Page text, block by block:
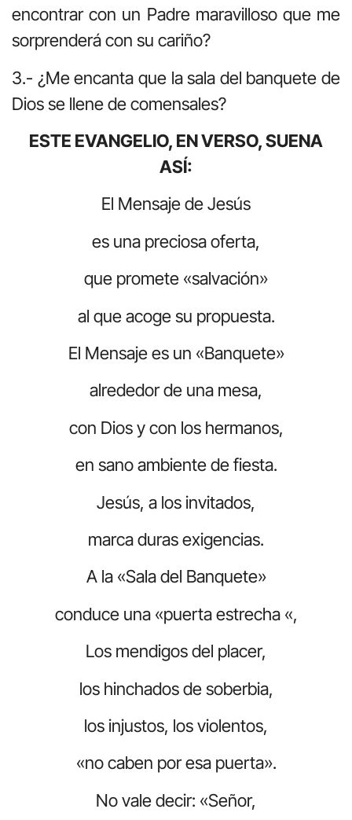
encontrar con un Padre maravilloso que me
sorprenderá con su cariño?
3.- ¿Me encanta que la sala del banquete de
Dios se llene de comensales?
ESTE EVANGELIO, EN VERSO, SUENA
ASÍ:
El Mensaje de Jesús
es una preciosa oferta,
que promete «salvación»
al que acoge su propuesta.
El Mensaje es un «Banquete»
alrededor de una mesa,
con Dios y con los hermanos,
en sano ambiente de fiesta.
Jesús, a los invitados,
marca duras exigencias.
A la «Sala del Banquete»
conduce una «puerta estrecha «,
Los mendigos del placer,
los hinchados de soberbia,
los injustos, los violentos,
«no caben por esa puerta».
No vale decir: «Señor,